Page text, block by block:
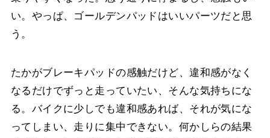
い。やっぱ、ゴールデンパッドはいいパーツだと思
う。
たかがブレーキパッドの感触だけど、違和感がなく
なるだけでずっと走っていたい、そんな気持ちにな
る。バイクに少しでも違和感あれば、それが気にな
ってしまい、走りに集中できない。何かしらの結果